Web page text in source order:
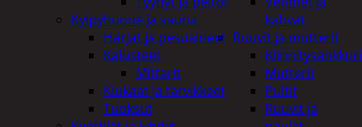
kahvat
Ruuvit ja mutterit
Mutterit
Pultit
Ruuvit ja
Kylpyhuone ja sauna
Harjat ja pesuaineet
Kalusteet
Mittarit
Kiukaat ja tarvikkeet
Tuoksut